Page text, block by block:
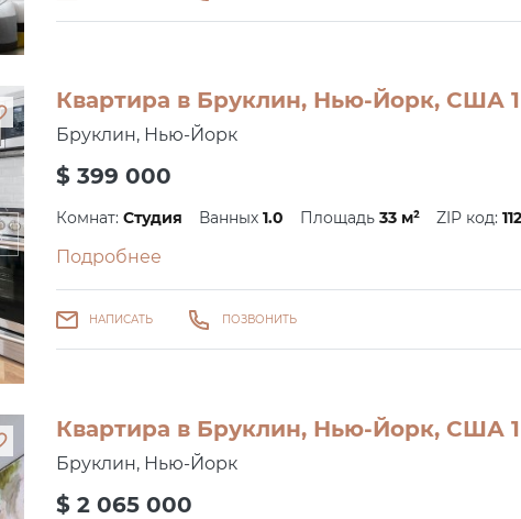
Квартира в Бруклин, Нью-Йорк, США
Бруклин, Нью-Йорк
$ 399 000
Комнат: Студия Ванных 1.0 Площадь 33 м² ZIP код:
Подробнее
НАПИСАТЬ ПОЗВОНИТЬ
Квартира в Бруклин, Нью-Йорк, США
Бруклин, Нью-Йорк
$ 2 065 000